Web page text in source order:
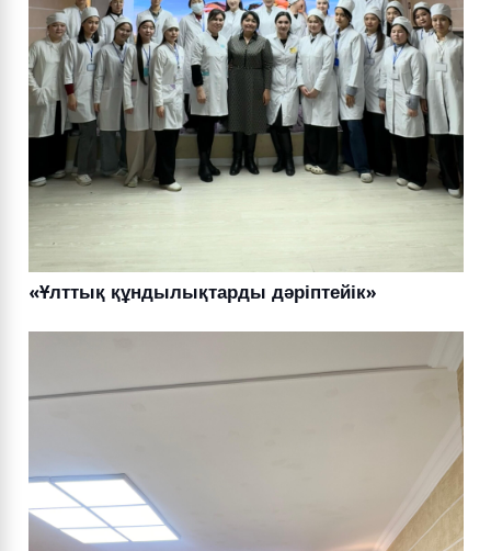
«Ұлттық құндылықтарды дәріптейік»